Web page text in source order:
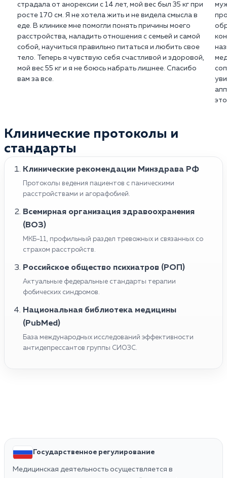
страдала от анорексии с 14 лет, мой вес был 35 кг при
росте 170 см. Я не хотела жить и не видела смысла в
еде. В клинике мне помогли понять причины моего
расстройства, наладить отношения с семьей и самой
собой, научиться правильно питаться и любить свое
тело. Теперь я чувствую себя счастливой и здоровой,
мой вес 55 кг и я не боюсь набрать лишнее. Спасибо
вам за все.
Клинические протоколы и
стандарты
Клинические рекомендации Минздрава РФ
Протоколы ведения пациентов с паническими
расстройствами и агорафобией.
Всемирная организация здравоохранения
(ВОЗ)
МКБ-11, профильный раздел тревожных и связанных со
страхом расстройств.
Российское общество психиатров (РОП)
Актуальные федеральные стандарты терапии
фобических синдромов.
Национальная библиотека медицины
(PubMed)
База международных исследований эффективности
антидепрессантов группы СИОЗС.
Государственное регулирование
Медицинская деятельность осуществляется в